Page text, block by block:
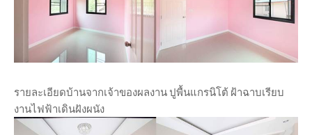
รายละเอียดบ้านจากเจ้าของผลงาน ปูพื้นแกรนิโต้ ฝ้าฉาบเรียบ
งานไฟฟ้าเดินฝังผนัง